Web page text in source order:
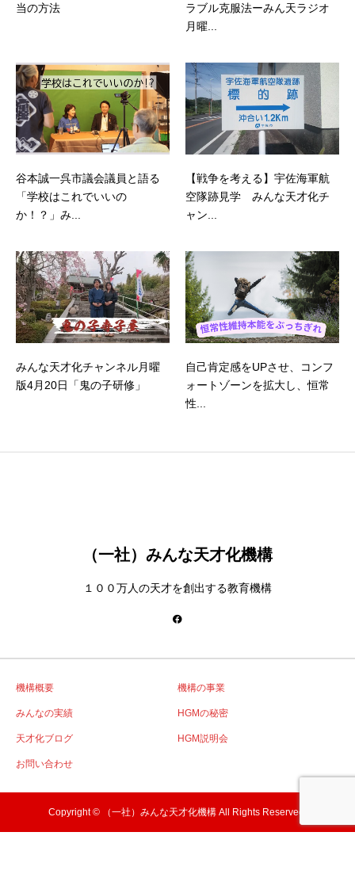
当の方法
ラブル克服法ーみん天ラジオ
月曜...
谷本誠一呉市議会議員と語る
「学校はこれでいいの
か！？」み...
【戦争を考える】宇佐海軍航
空隊跡見学 みんな天才化チ
ャン...
みんな天才化チャンネル月曜
版4月20日「鬼の子研修」
自己肯定感をUPさせ、コンフ
ォートゾーンを拡大し、恒常
性...
（一社）みんな天才化機構
１００万人の天才を創出する教育機構
機構概要 機構の事業
みんなの実績 HGMの秘密
天才化ブログ HGM説明会
お問い合わせ
Copyright © （一社）みんな天才化機構 All Rights Reserved.